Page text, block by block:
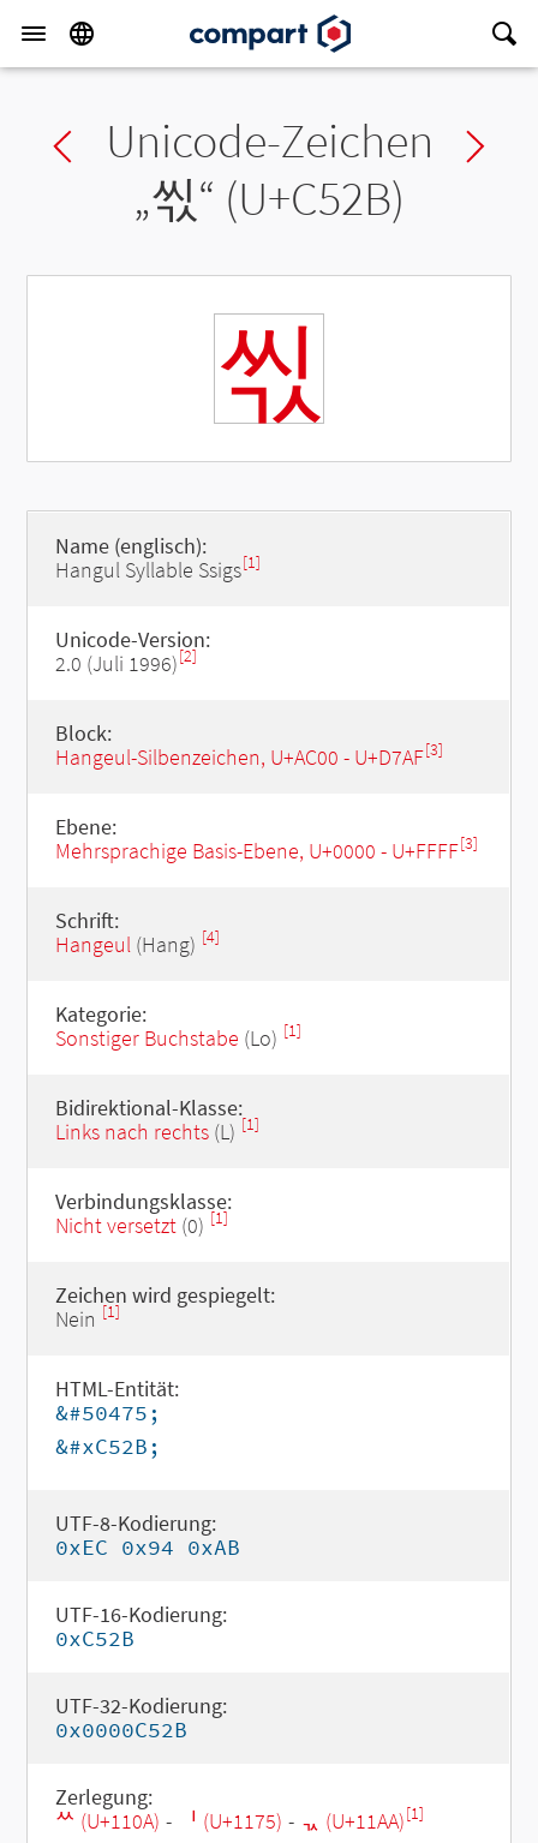
Previous char
Unicode-Zeichen
„씫“ (U+C52B)
씫
Name (englisch):
Hangul Syllable Ssigs[1]
Unicode-Version:
2.0 (Juli 1996)[2]
Block:
Hangeul-Silbenzeichen, U+AC00 - U+D7AF[3]
Ebene:
Mehrsprachige Basis-Ebene, U+0000 - U+FFFF[3]
Schrift:
Hangeul(Hang) [4]
Kategorie:
Sonstiger Buchstabe (Lo) [1]
Bidirektional-Klasse:
Links nach rechts(L) [1]
Verbindungsklasse:
Nicht versetzt(0) [1]
Zeichen wird gespiegelt:
Nein [1]
HTML-Entität:
&#50475;
&#xC52B;
UTF-8-Kodierung:
0xEC 0x94 0xAB
UTF-16-Kodierung:
0xC52B
UTF-32-Kodierung:
0x0000C52B
Zerlegung:
ᄊ (U+110A) - ᅵ (U+1175) - ᆪ (U+11AA)[1]